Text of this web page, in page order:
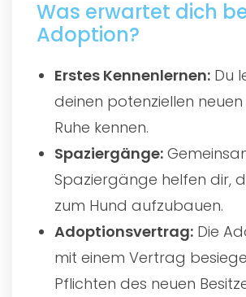
Was erwartet dich
Adoption?
Erstes Kennenlernen: Du
deinen potenziellen neuen
Ruhe kennen.
Spaziergänge:
Spaziergänge helfen dir,
zum Hund aufzubauen.
Adoptionsvertrag: Die
mit einem Vertrag
Pflichten des neuen